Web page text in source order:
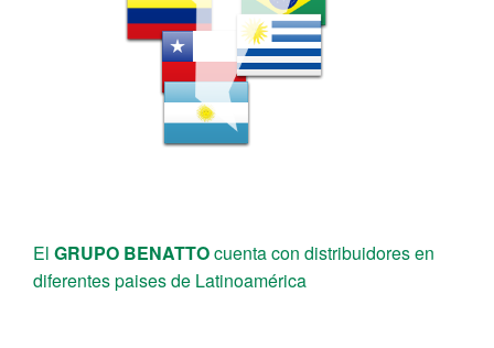
El GRUPO BENATTOcuenta con distribuidores en
diferentes paises de Latinoamérica